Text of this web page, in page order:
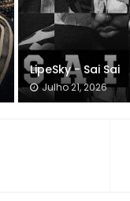
LipeSky - Sai Sai
Julho 21, 2026